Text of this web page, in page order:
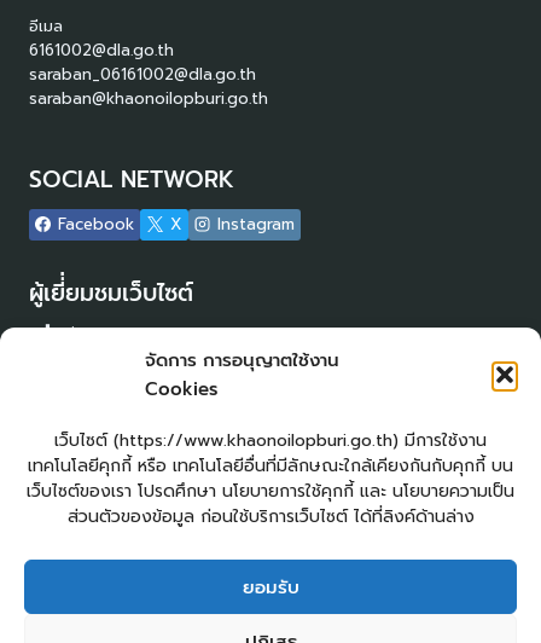
จัดการ การอนุญาตใช้งาน
Cookies
เว็บไซต์ (https://www.khaonoilopburi.go.th) มีการใช้งาน
เทคโนโลยีคุกกี้ หรือ เทคโนโลยีอื่นที่มีลักษณะใกล้เคียงกันกับคุกกี้ บน
เว็บไซต์ของเรา โปรดศึกษา นโยบายการใช้คุกกี้ และ นโยบายความเป็น
ส่วนตัวของข้อมูล ก่อนใช้บริการเว็บไซต์ ได้ที่ลิงค์ด้านล่าง
ยอมรับ
อีเมล
6161002@dla.go.th
saraban_06161002@dla.go.th
saraban@khaonoilopburi.go.th
SOCIAL NETWORK
Facebook X Instagram
ผู้เยี่่ยมชมเว็บไซต์
แผนผังเว็บไซต์
จัดทำเว็บไซต์
LopburiWebDesign.com
ยื่นแบบคำร้องทั่วไปออนไลน์